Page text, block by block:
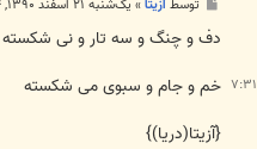
یک‌شنبه ۱۰ مهر ۱۳۹۰, ۷:۳۱
ت
توسطآزیتا» یک‌شنبه ۲۱ اسفند ۱۳۹۰, ۶:۴۴ ب.ظ
دف و چنگ و سه تار و نی شکسته
خم و جام و سبوی می شکسته
{آزیتا(دریا)}